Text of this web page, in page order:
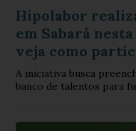
Hipolabor
em Sabará
veja como
A iniciativa busca
banco de talentos para